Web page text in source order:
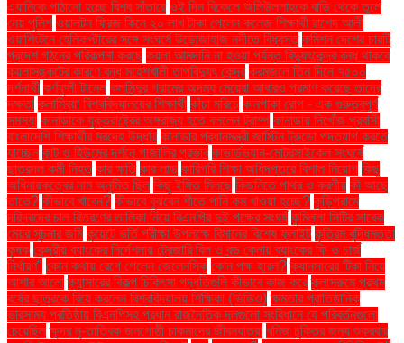
এ্যানিকে পাঠানো হচ্ছে বিশ্ব সাঁতারে ওই দিন বিকেলে অলিউল্লাহকে বাড়ি থেকে তুলে
নেয় পুলিশ ওয়ালটন ফ্রিজ কিনে ২০ লাখ টাকা পেলেন কলেজ শিক্ষার্থী রাশেদ আলী
ওয়াশিংটনে হেলিকপ্টারের সঙ্গে সংঘর্ষে উড়োজাহাজ নদীতে বিধ্বস্ত কমিশন দেশের চারটি
প্রদেশ গঠনের পরিকল্পনা করছে কয়লা আমদানি না হওয়া পর্যন্ত বিদ্যুৎকেন্দ্র বন্ধ থাকবে
কয়লাসঙ্কটের কারণে বন্ধ মহেশখালী তাপবিদ্যুৎ কেন্দ্র করমজলে তিন দিনে ৭৫০০
দর্শনার্থী কর্ণফুলী টানেল কলসিন্দুর গ্রামের অদম্য মেয়েরা আবারও প্রমাণ করেছে তাদের
দক্ষতা কলাম্বিয়া বিশ্ববিদ্যালয়ের শিক্ষার্থী কাঁচা মরিচে কানপাকা রোগ - এক গুরুত্বপুর্ণ
সমস্যা কানাডাকে যুক্তরাষ্ট্রের অঙ্গরাজ্য হতে বললেন ট্রাম্প কানাডায় নিখোঁজ প্রবাসী
বাংলাদেশি শিক্ষার্থীর মরদেহ উদ্ধার কানাডার প্রধানমন্ত্রী জাস্টিন ট্রুডো পদত্যাগ করতে
যাচ্ছেন কান্ট ও হিউমের দর্শনে গাজালির প্রভাব কাভার্ডভ্যান-মোটরসাইকেল সংঘর্ষে
ছাত্রদল কর্মী নিহত কার ক্ষতি কার লাভ কারিগরি শিক্ষা অধিদপ্তরে বিশাল নিয়োগ কিছু
অধিনায়কত্বের নাম অনুমিত ছিল কিছু ইঙ্গিত মিলছে কিডনিতে পাথর ও করণীয় কী আছে
তাতে? কীভাবে খাবেন? কীভাবে বুঝবেন শীতে পানি কম খাওয়া হচ্ছে? কুড়িগ্রামে
দরিদ্রদের চাল বিতরণের তালিকা নিয়ে বিএনপির দুই পক্ষের সংঘর্ষ কুমিল্লা সিটির সাবেক
মেয়র সূচনার জমি কুয়েটে ভর্তি পরীক্ষা উপলক্ষে বিমানের বিশেষ ফ্লাইট কৃত্রিম বুদ্ধিমত্তা
কৃষক কেন্দ্রীয় ব্যাংকের নির্দেশনায় ট্রেজারি বিল ও বন্ড কেনায় ব্যাংকের ফি ও চার্জ
নির্ধারণ" কোন কথায় রেগে গেলেন জেলেনস্কি কোন পক্ষ হারল? ক্যানসারের টিকা নিয়ে
আশার আলো ক্যান্সারের বিকল্প চিকিৎসা পদ্ধতিগুলি কীভাবে কাজ করে ক্লাসরুমে প্রথম
বর্ষের ছাত্রকে বিয়ে করলেন বিশ্ববিদ্যালয় শিক্ষিকা (ভিডিও) ক্ষমতার প্রাতিষ্ঠানিক
ভারসাম্য প্রতিষ্ঠায় বিএনপিসহ প্রধান রাজনৈতিক দলগুলো সংবিধানে যে পরিবর্তনগুলো
চেয়েছিল ক্ষুদ্র নৃ-তাত্বিক জনগোষ্ঠী চাকমাদের জীবনযাত্রা খনিজ চুক্তির জন্য শুক্রবার